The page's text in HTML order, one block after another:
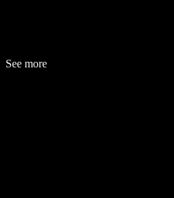
See more